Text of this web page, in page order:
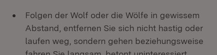
Folgen der Wolf oder die Wölfe in gewissem
Abstand, entfernen Sie sich nicht hastig oder
laufen weg, sondern gehen beziehungsweise